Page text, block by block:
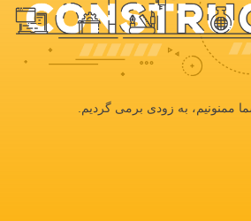
ممنونیم، به زودی برمی گردیم.